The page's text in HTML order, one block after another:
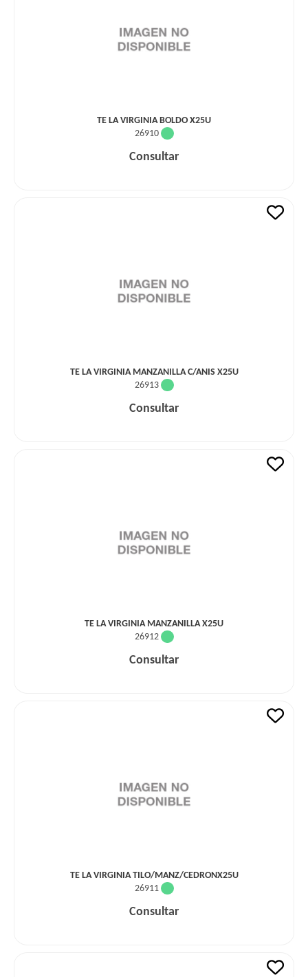
TE LA VIRGINIA BOLDO X25U
26910
Consultar
TE LA VIRGINIA MANZANILLA C/ANIS X25U
26913
Consultar
TE LA VIRGINIA MANZANILLA X25U
26912
Consultar
TE LA VIRGINIA TILO/MANZ/CEDRONX25U
26911
Consultar